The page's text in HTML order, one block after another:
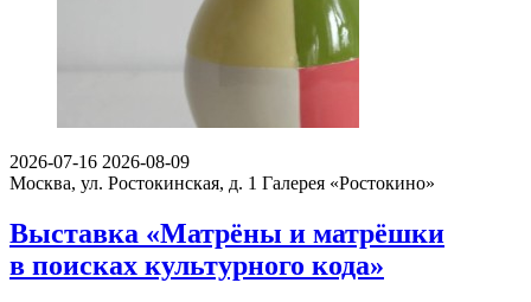
2026-07-16 2026-08-09
Москва, ул. Ростокинская, д. 1 Галерея «Ростокино»
Выставка «Матрёны и матрёшки
в поисках культурного кода»